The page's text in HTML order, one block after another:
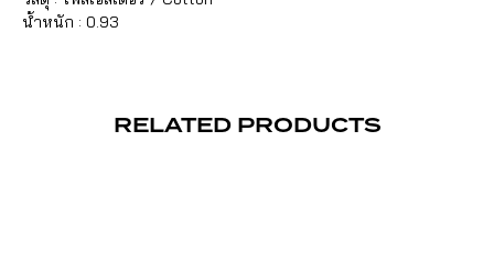
น้ำหนัก : 0.93
RELATED PRODUCTS